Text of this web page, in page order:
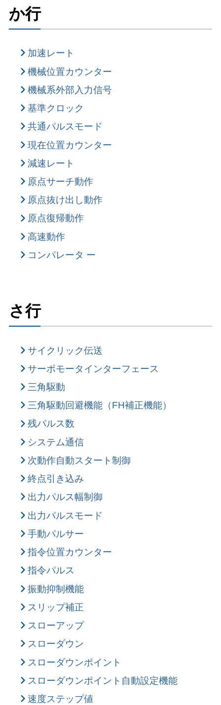
か行
加速レート
機械位置カウンター
機械系外部入力信号
基準クロック
共通パルスモード
現在位置カウンター
減速レート
原点サーチ動作
原点抜け出し動作
原点復帰動作
高速動作
コンパレータ ー
さ行
サイクリック伝送
サーボモータインターフェース
三角駆動
三角駆動回避機能（FH補正機能）
残パルス数
システム通信
次動作自動スタート制御
終点引き込み
出力パルス幅制御
出力パルスモード
手動パルサー
指令位置カウンター
指令パルス
振動抑制機能
スリップ補正
スローアップ
スローダウン
スローダウンポイント
スローダウンポイント自動設定機能
速度ステップ値